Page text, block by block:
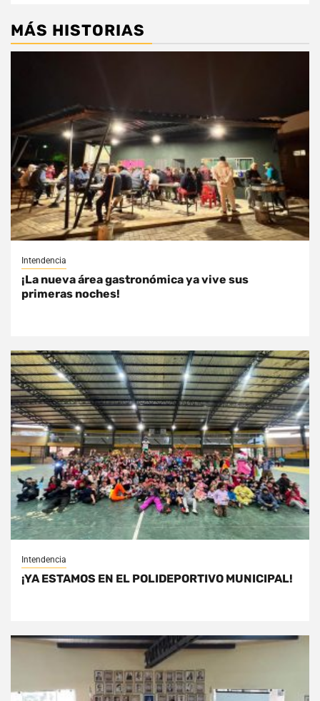
MÁS HISTORIAS
Intendencia
¡La nueva área gastronómica ya vive sus
primeras noches!
Intendencia
¡YA ESTAMOS EN EL POLIDEPORTIVO MUNICIPAL!